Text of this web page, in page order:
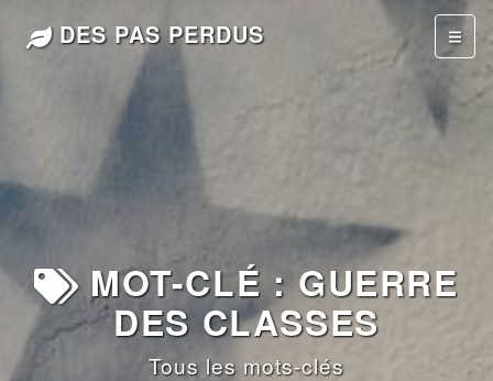
DES PAS PERDUS
MOT-CLÉ : GUERRE
DES CLASSES
Tous les mots-clés